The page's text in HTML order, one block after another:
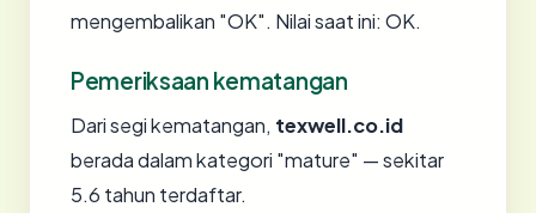
mengembalikan "OK". Nilai saat ini: OK.
Pemeriksaan kematangan
Dari segi kematangan, texwell.co.id
berada dalam kategori "mature" — sekitar
5.6 tahun terdaftar.